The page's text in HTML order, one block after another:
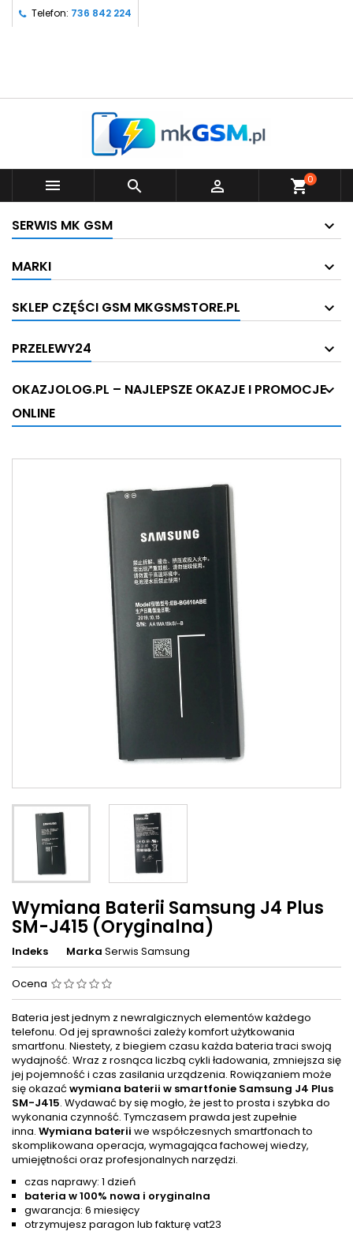
Telefon: 736 842 224
   shopping_cart0
SERWIS MK GSM
MARKI
SKLEP CZĘŚCI GSM MKGSMSTORE.PL
PRZELEWY24
OKAZJOLOG.PL – NAJLEPSZE OKAZJE I PROMOCJE
ONLINE
Wymiana Baterii Samsung J4 Plus
SM-J415 (Oryginalna)
Indeks Marka Serwis Samsung
Ocena
Bateria jest jednym z newralgicznych elementów każdego
telefonu. Od jej sprawności zależy komfort użytkowania
smartfonu. Niestety, z biegiem czasu każda bateria traci swoją
wydajność. Wraz z rosnąca liczbą cykli ładowania, zmniejsza się
jej pojemność i czas zasilania urządzenia. Rowiązaniem może
się okazać wymiana baterii w smartfonie Samsung J4 Plus
SM-J415. Wydawać by się mogło, że jest to prosta i szybka do
wykonania czynność. Tymczasem prawda jest zupełnie
inna. Wymiana baterii we współczesnych smartfonach to
skomplikowana operacja, wymagająca fachowej wiedzy,
umiejętności oraz profesjonalnych narzędzi.
czas naprawy: 1 dzień
bateria w 100% nowa i oryginalna
gwarancja: 6 miesięcy
otrzymujesz paragon lub fakturę vat23